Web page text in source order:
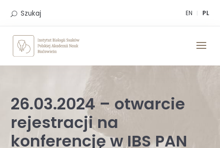
EN PL
Szukaj
26.03.2024 – otwarcie
rejestracji na
konferencję w IBS PAN